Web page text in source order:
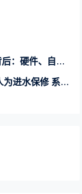
算法行业新高度
保修 系统无广告